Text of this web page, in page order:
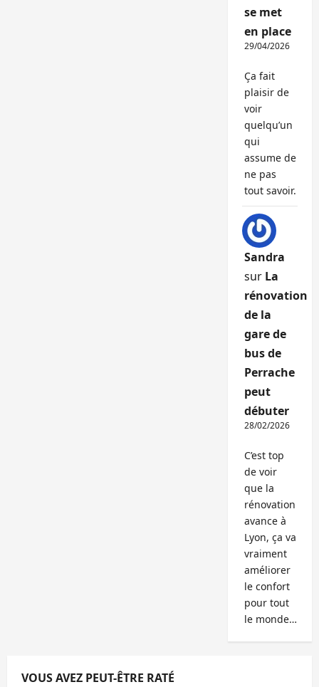
se met
en place
29/04/2026
Ça fait
plaisir de
voir
quelqu’un
qui
assume de
ne pas
tout savoir.
Sandra
sur La
rénovation
de la
gare de
bus de
Perrache
peut
débuter
28/02/2026
C’est top
de voir
que la
rénovation
avance à
Lyon, ça va
vraiment
améliorer
le confort
pour tout
le monde…
VOUS AVEZ PEUT-ÊTRE RATÉ